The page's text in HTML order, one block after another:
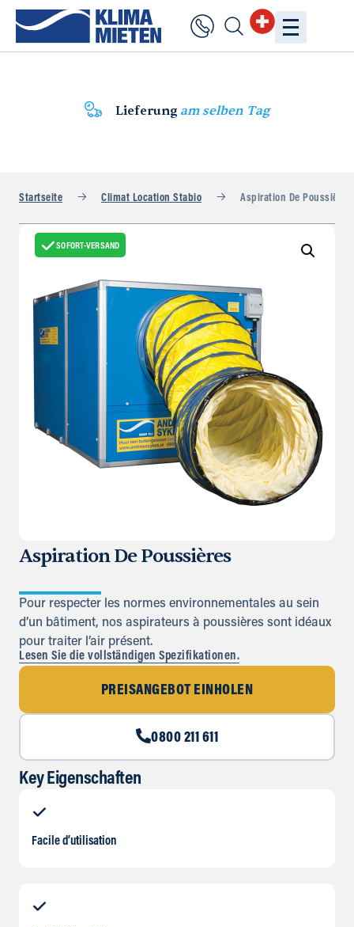
Lieferung am selben Tag
Startseite Climat Location Stabio Aspiration De Poussières
SOFORT-VERSAND
Aspiration De Poussières
Pour respecter les normes environnementales au sein
d’un bâtiment, nos aspirateurs à poussières sont idéaux
pour traiter l’air présent.
Lesen Sie die vollständigen Spezifikationen.
PREISANGEBOT EINHOLEN
0800 211 611
Key Eigenschaften
Facile d’utilisation